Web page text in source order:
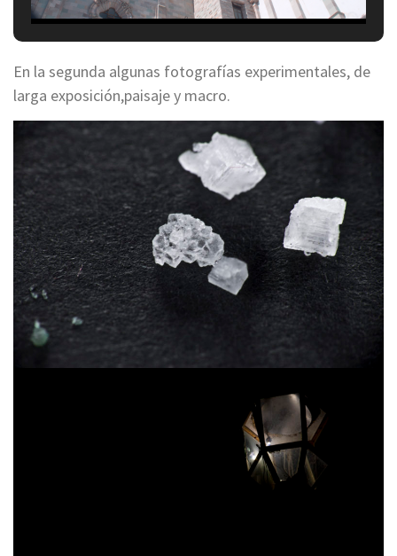
En la segunda algunas fotografías experimentales, de
larga exposición,paisaje y macro.